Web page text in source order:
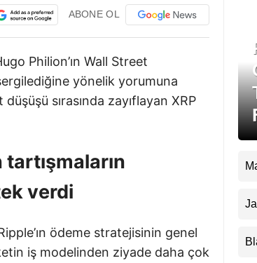
ABONE OL
Philion’ın Wall Street
yönelik yorumuna
sırasında zayıflayan XRP
tartışmaların
verdi
ödeme stratejisinin genel
iş modelinden ziyade daha çok